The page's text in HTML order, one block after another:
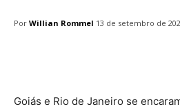
Por Willian Rommel 13 de setembro de
Goiás e Rio de Janeiro se